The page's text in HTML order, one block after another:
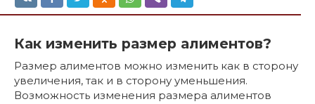
Как изменить размер алиментов?
Размер алиментов можно изменить как в сторону
увеличения, так и в сторону уменьшения.
Возможность изменения размера алиментов